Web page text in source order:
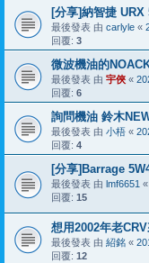
[分享]納智捷
最後發表 由 carlyle «
回覆: 3
微波機油的
最後發表 由 宇俠 «
回覆: 6
詢問機油 鈴木
最後發表 由 小梧 «
回覆: 4
[分享]Barrage
最後發表 由 lmf6651 «
回覆: 15
想用2002年老
最後發表 由 紹銘 «
回覆: 12